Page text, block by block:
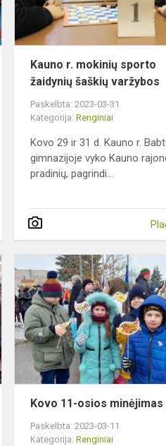
Kauno r. mokinių sporto
žaidynių šaškių varžybos
Paskelbta: 2023-03-31
Kategorija:Renginiai
Kovo 29 ir 31 d. Kauno r.
gimnazijoje vyko Kauno
pradinių, pagrindi...
Pradinukų
Pavasario
mugė
Kovo 11-osios minėjimas
Paskelbta: 2023-03-11
Kategorija:Renginiai